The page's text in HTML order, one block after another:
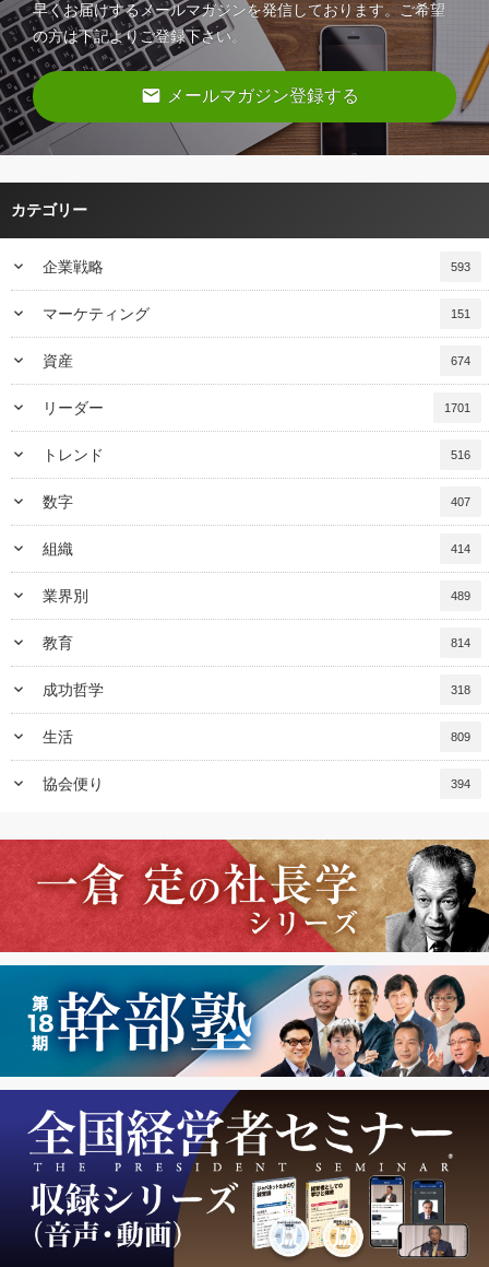
早くお届けするメールマガジンを発信しております。ご希望
の方は下記よりご登録下さい。
email メールマガジン登録する
カテゴリー
keyboard_arrow_down 企業戦略 593
keyboard_arrow_down マーケティング 151
keyboard_arrow_down 資産 674
keyboard_arrow_down リーダー 1701
keyboard_arrow_down トレンド 516
keyboard_arrow_down 数字 407
keyboard_arrow_down 組織 414
keyboard_arrow_down 業界別 489
keyboard_arrow_down 教育 814
keyboard_arrow_down 成功哲学 318
keyboard_arrow_down 生活 809
keyboard_arrow_down 協会便り 394